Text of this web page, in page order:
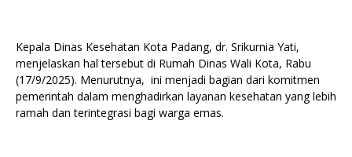
Kepala Dinas Kesehatan Kota Padang, dr. Srikurnia Yati,
menjelaskan hal tersebut di Rumah Dinas Wali Kota, Rabu
(17/9/2025). Menurutnya, ini menjadi bagian dari komitmen
pemerintah dalam menghadirkan layanan kesehatan yang lebih
ramah dan terintegrasi bagi warga emas.